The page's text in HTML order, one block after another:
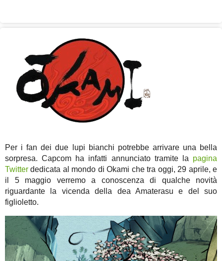
Per i fan dei due lupi bianchi potrebbe arrivare una bella
sorpresa. Capcom ha infatti annunciato tramite la pagina
Twitter dedicata al mondo di Okami che tra oggi, 29 aprile, e
il 5 maggio verremo a conoscenza di qualche novità
riguardante la vicenda della dea Amaterasu e del suo
figlioletto.